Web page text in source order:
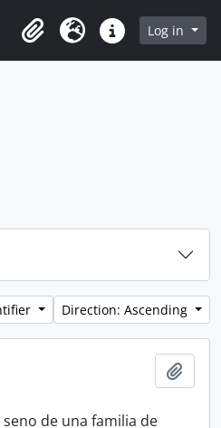
ClipboardLanguageQuick linksLog in
Direction: Ascending
de una familia de